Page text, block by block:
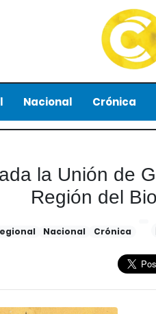
Nacional Crónica
la Unión de
Región del
Nacional Crónica